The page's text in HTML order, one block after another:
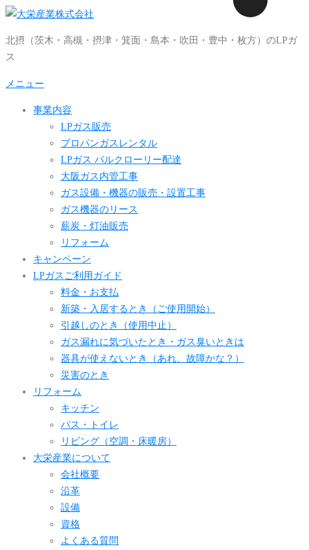
コ
テ
ン
ツ
北摂（茨木・高槻・摂津・箕面・島本・吹田・豊中・枚方）のLPガ
ス
メニュー
事業内容
LPガス販売
プロパンガスレンタル
LPガス バルクローリー配達
大阪ガス内管工事
ガス設備・機器の販売・設置工事
ガス機器のリース
薪炭・灯油販売
リフォーム
キャンペーン
LPガスご利用ガイド
料金・お支払
新築・入居するとき（ご使用開始）
引越しのとき（使用中止）
ガス漏れに気づいたとき・ガス臭いときは
器具が使えないとき（あれ、故障かな？）
災害のとき
リフォーム
キッチン
バス・トイレ
リビング（空調・床暖房）
大栄産業について
会社概要
沿革
設備
資格
よくある質問